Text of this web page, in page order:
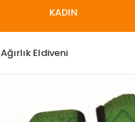
KADIN
Ağırlık Eldiveni